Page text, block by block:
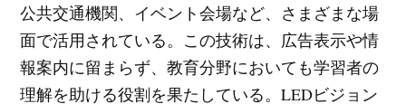
公共交通機関、イベント会場など、さまざまな場
面で活用されている。この技術は、広告表示や情
報案内に留まらず、教育分野においても学習者の
理解を助ける役割を果たしている。LEDビジョン